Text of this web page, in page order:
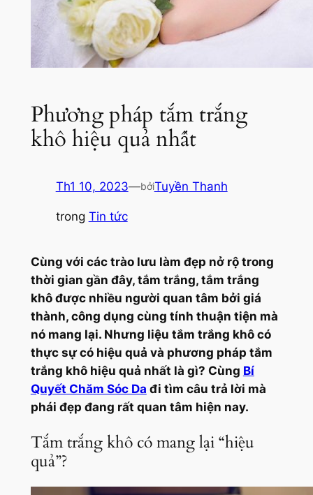
Phương pháp tắm trắng
khô hiệu quả nhất
Th1 10, 2023—bởiTuyền Thanh
trong Tin tức
Cùng với các trào lưu làm đẹp nở rộ trong
thời gian gần đây, tắm trắng, tắm trắng
khô được nhiều người quan tâm bởi giá
thành, công dụng cùng tính thuận tiện mà
nó mang lại. Nhưng liệu tắm trắng khô có
thực sự có hiệu quả và phương pháp tắm
trắng khô hiệu quả nhất là gì? Cùng Bí
Quyết Chăm Sóc Da đi tìm câu trả lời mà
phái đẹp đang rất quan tâm hiện nay.
Tắm trắng khô có mang lại “hiệu
quả”?